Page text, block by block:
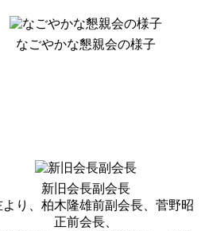
なごやかな懇親会の様子
新旧会長副会長
より、柏木隆雄前副会長、菅野昭
正前会長、